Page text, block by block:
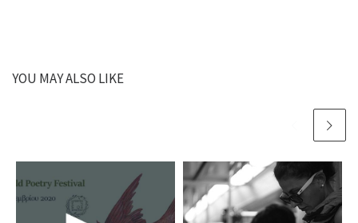
YOU MAY ALSO LIKE